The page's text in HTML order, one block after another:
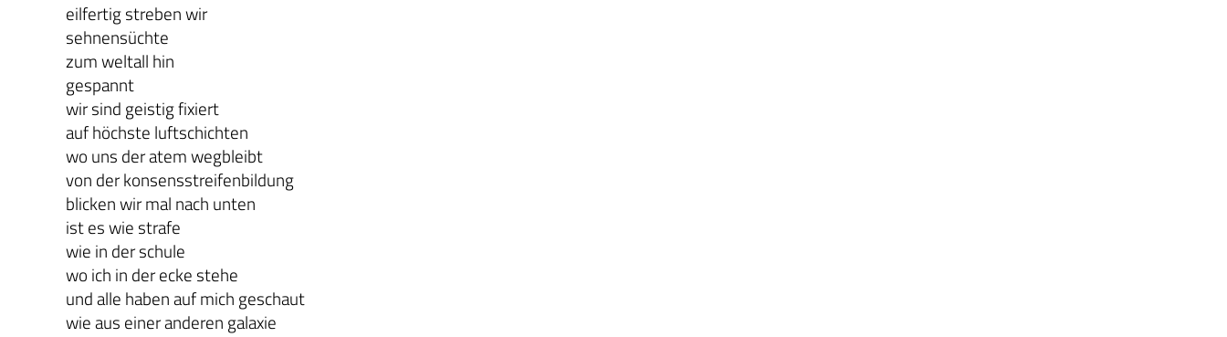
eilfertig streben wir
sehnensüchte
zum weltall hin
gespannt
wir sind geistig fixiert
auf höchste luftschichten
wo uns der atem wegbleibt
von der konsensstreifenbildung
blicken wir mal nach unten
ist es wie strafe
wie in der schule
wo ich in der ecke stehe
und alle haben auf mich geschaut
wie aus einer anderen galaxie